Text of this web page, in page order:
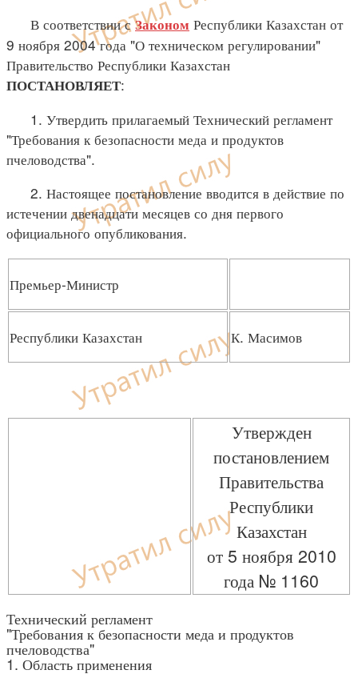
В соответствии сЗаконом Республики Казахстан от
9 ноября 2004 года "О техническом регулировании"
Правительство Республики Казахстан
ПОСТАНОВЛЯЕТ:
1. Утвердить прилагаемый Технический регламент
"Требования к безопасности меда и продуктов
пчеловодства".
2. Настоящее постановление вводится в действие по
истечении двенадцати месяцев со дня первого
официального опубликования.
Премьер-Министр
Республики Казахстан К. Масимов
Утвержден
постановлением
Правительства
Республики
Казахстан
от 5 ноября 2010
года № 1160
Технический регламент
"Требования к безопасности меда и продуктов
пчеловодства"
1. Область применения